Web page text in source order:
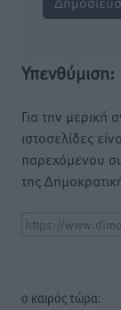
Υπενθύμιση:
Για την μερική
ιστοσελίδες
παρεχόμενου
της
o καιρός τώρα: